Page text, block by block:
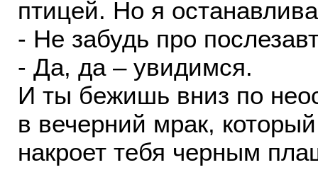
птицей. Но я
- Не забудь про
- Да, да – увидимся.
И ты бежишь вниз по
в вечерний мрак,
накроет тебя черным